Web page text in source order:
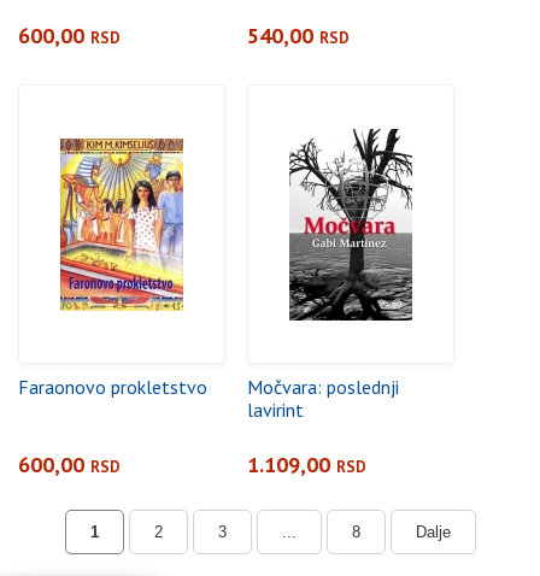
600,00 RSD 540,00 RSD
Faraonovo prokletstvo
600,00 RSD
Močvara: poslednji
lavirint
1.109,00 RSD
1 2 3 8 Dalje